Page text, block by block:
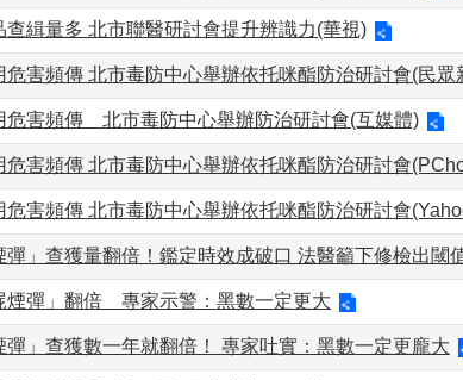
查緝量多 北市聯醫研討會提升辨識力(華視)
危害頻傳 北市毒防中心舉辦依托咪酯防治研討會(民眾
危害頻傳 北市毒防中心舉辦防治研討會(互媒體)
危害頻傳 北市毒防中心舉辦依托咪酯防治研討會
危害頻傳 北市毒防中心舉辦依托咪酯防治研討會
彈」查獲量翻倍！鑑定時效成破口 法醫籲下修檢出閾
煙彈」翻倍 專家示警：黑數一定更大
彈」查獲數一年就翻倍！ 專家吐實：黑數一定更龐大